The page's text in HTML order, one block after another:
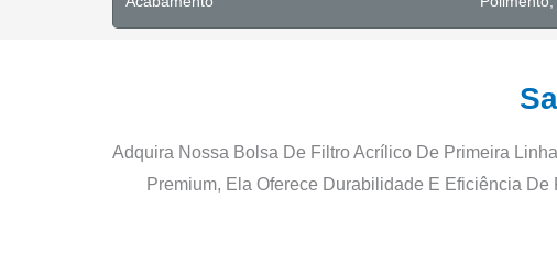
Adquira Nossa Bolsa De Filtro Acrílico De Primeira
Premium, Ela Oferece Durabilidade E Eficiência